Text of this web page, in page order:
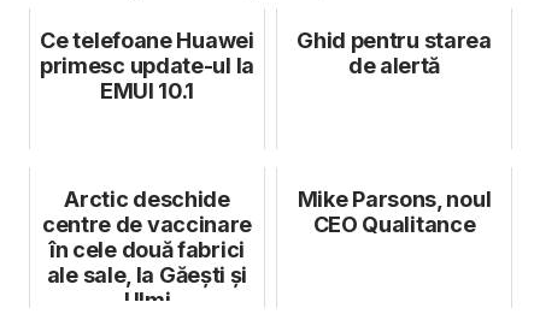
Ce telefoane Huawei
primesc update-ul la
EMUI 10.1
Ghid pentru starea
de alertă
Arctic deschide
centre de vaccinare
în cele două fabrici
ale sale, la Găești și
Ulmi
Mike Parsons, noul
CEO Qualitance